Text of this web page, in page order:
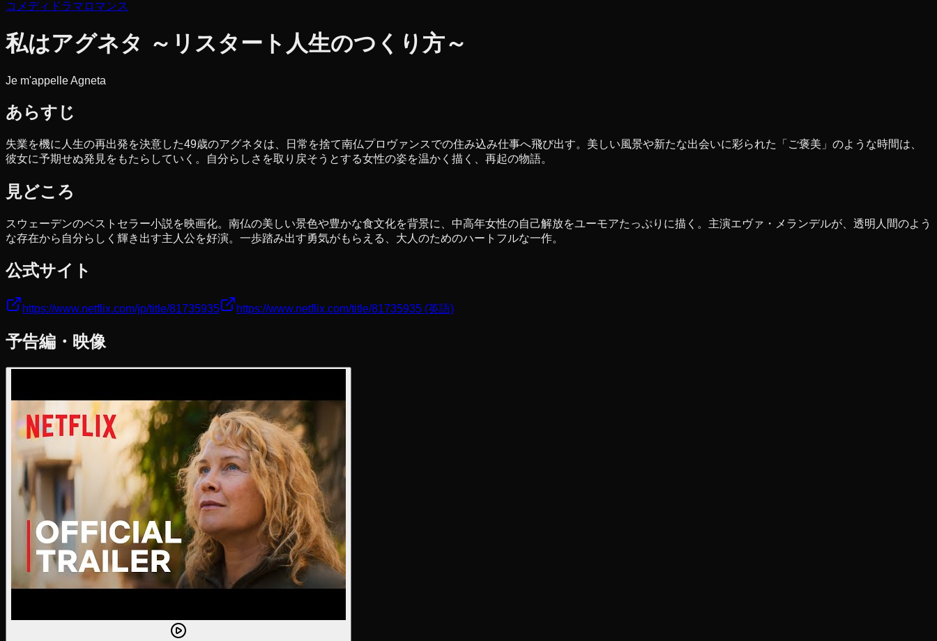
コメディ ドラマ ロマンス
私はアグネタ ～リスタート人生のつくり方～
Je m'appelle Agneta
あらすじ
失業を機に人生の再出発を決意した49歳のアグネタは、日常を捨て南仏プロヴァンスでの住み込み仕事へ飛び出す。美しい風景や新たな出会いに彩られた「ご褒美」のような時間は、
彼女に予期せぬ発見をもたらしていく。自分らしさを取り戻そうとする女性の姿を温かく描く、再起の物語。
見どころ
スウェーデンのベストセラー小説を映画化。南仏の美しい景色や豊かな食文化を背景に、中高年女性の自己解放をユーモアたっぷりに描く。主演エヴァ・メランデルが、透明人間のよう
な存在から自分らしく輝き出す主人公を好演。一歩踏み出す勇気がもらえる、大人のためのハートフルな一作。
公式サイト
https://www.netflix.com/jp/title/81735935 https://www.netflix.com/title/81735935 (英語)
予告編・映像